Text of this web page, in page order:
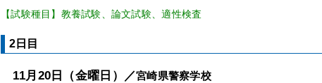
【試験種目】教養試験、論文試験、適性検査
2日目
11月20日（金曜日）／宮崎県警察学校